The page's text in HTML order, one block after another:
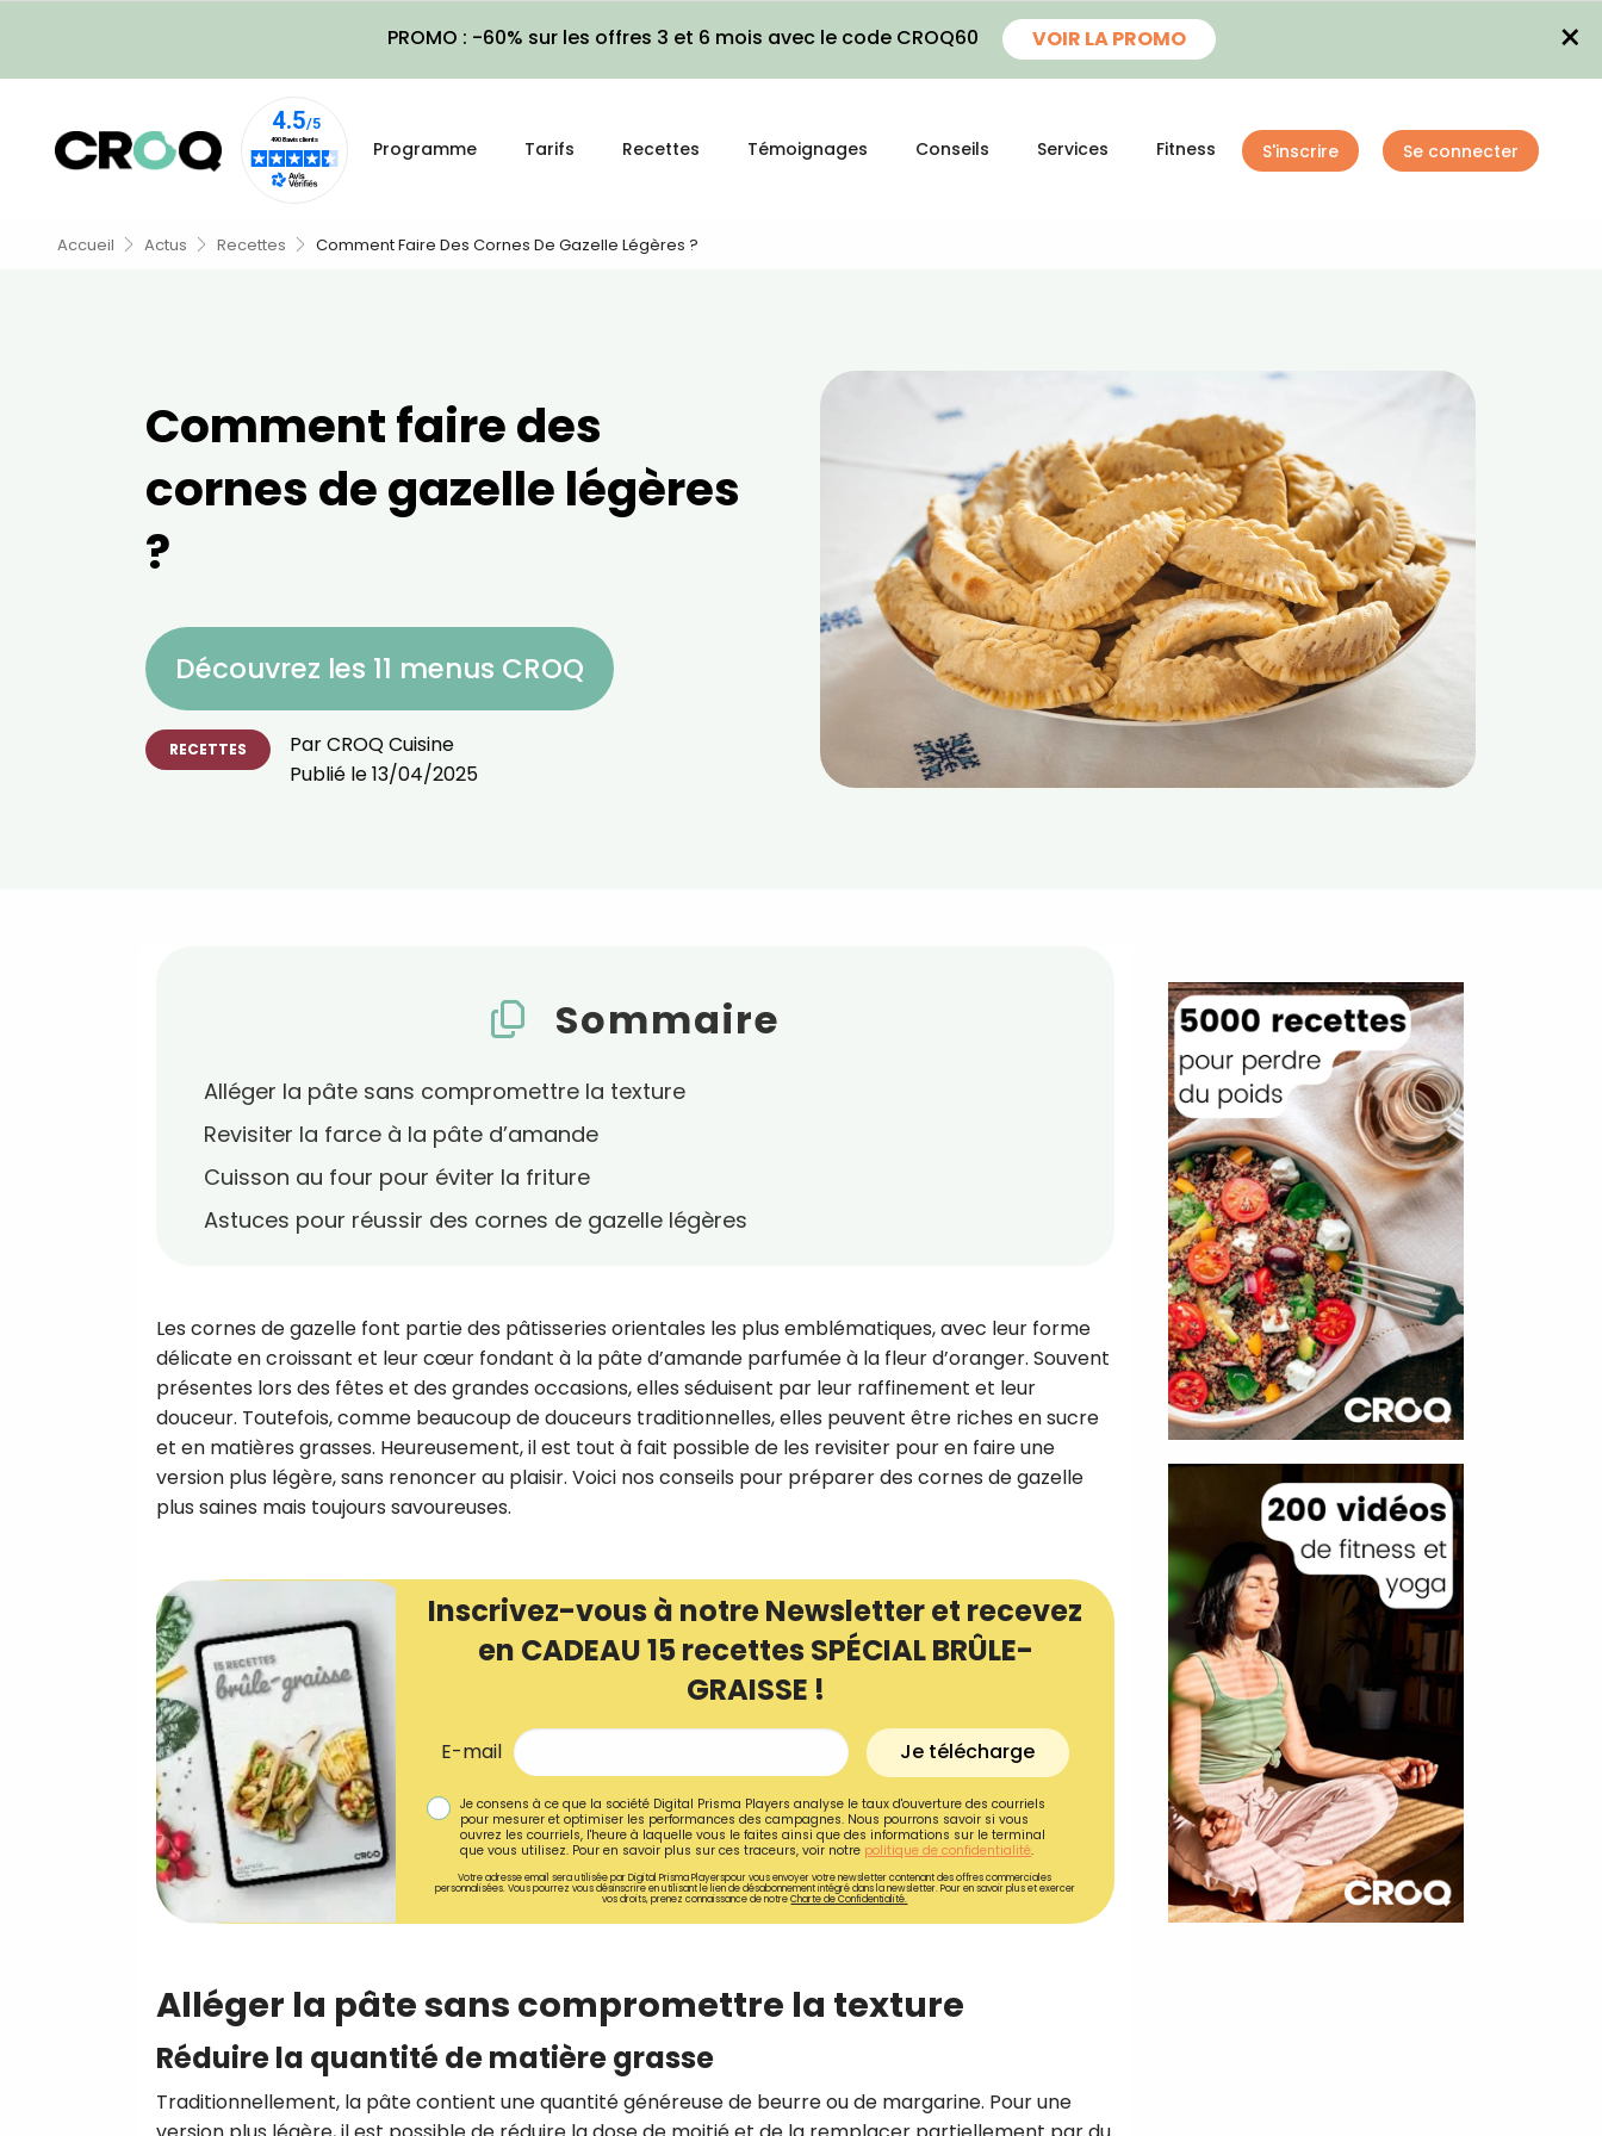
PROMO : -60% sur les offres 3 et 6 mois avec le code CROQ60 VOIR LA PROMO ×
Programme Tarifs Recettes Témoignages Conseils Services Fitness S'inscrire Se connecter
Accueil Actus Recettes Comment Faire Des Cornes De Gazelle Légères ?
Comment faire des
cornes de gazelle légères
?
Découvrez les 11 menus CROQ
RECETTES ParCROQ Cuisine
Publié le13/04/2025
Sommaire
Alléger la pâte sans compromettre la texture
Revisiter la farce à la pâte d’amande
Cuisson au four pour éviter la friture
Astuces pour réussir des cornes de gazelle légères
Les cornes de gazelle font partie des pâtisseries orientales les plus emblématiques, avec leur forme
délicate en croissant et leur cœur fondant à la pâte d’amande parfumée à la fleur d’oranger. Souvent
présentes lors des fêtes et des grandes occasions, elles séduisent par leur raffinement et leur
douceur. Toutefois, comme beaucoup de douceurs traditionnelles, elles peuvent être riches en sucre
et en matières grasses. Heureusement, il est tout à fait possible de les revisiter pour en faire une
version plus légère, sans renoncer au plaisir. Voici nos conseils pour préparer des cornes de gazelle
plus saines mais toujours savoureuses.
Inscrivez-vous à notre Newsletter et recevez
en CADEAU 15 recettes SPÉCIAL BRÛLE-
GRAISSE !
E-mail Je télécharge
Je consens à ce que la société Digital Prisma Players analyse le taux d'ouverture des courriels
pour mesurer et optimiser les performances des campagnes. Nous pourrons savoir si vous
ouvrez les courriels, l'heure à laquelle vous le faites ainsi que des informations sur le terminal
que vous utilisez. Pour en savoir plus sur ces traceurs, voir notre politique de confidentialité.
Votre adresse email sera utilisée par Digital Prisma Playerspour vous envoyer votre newsletter contenant des offres commerciales
personnalisées. Vous pourrez vous désinscrire en utilisant le lien de désabonnement intégré dans la newsletter. Pour en savoir plus et exercer
vos droits, prenez connaissance de notreCharte de Confidentialité.
Alléger la pâte sans compromettre la texture
Réduire la quantité de matière grasse
Traditionnellement, la pâte contient une quantité généreuse de beurre ou de margarine. Pour une
Recevez gratuitement 180
Ainsi que la newsletter promotionnelle de